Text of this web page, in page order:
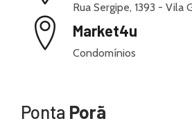
Rua Sergipe, 1393 - Vila
Market4u
Condomínios
Ponta Porã